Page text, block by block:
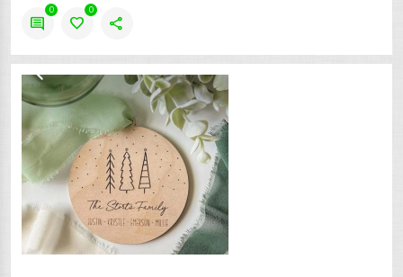
comment
0
favorite
0
share